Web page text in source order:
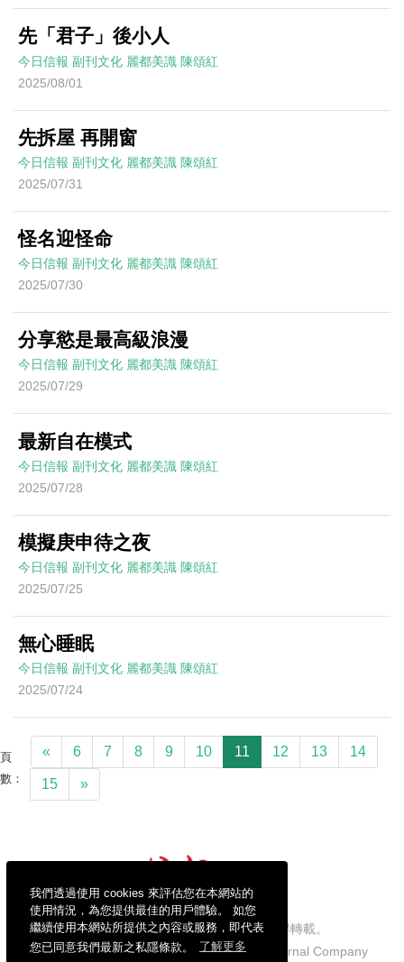
我們透過使用 cookies 來評估您在本網站的
使用情況，為您提供最佳的用戶體驗。 如您
繼續使用本網站所提供之內容或服務，即代表
您已同意我們最新之私隱條款。
了解更多
先「君子」後小人
今日信報 副刊文化 麗都美識 陳頌紅
2025/08/01
先拆屋 再開窗
今日信報 副刊文化 麗都美識 陳頌紅
2025/07/31
怪名迎怪命
今日信報 副刊文化 麗都美識 陳頌紅
2025/07/30
分享慾是最高級浪漫
今日信報 副刊文化 麗都美識 陳頌紅
2025/07/29
最新自在模式
今日信報 副刊文化 麗都美識 陳頌紅
2025/07/28
模擬庚申待之夜
今日信報 副刊文化 麗都美識 陳頌紅
2025/07/25
無心睡眠
今日信報 副刊文化 麗都美識 陳頌紅
2025/07/24
頁
數：
« 6 7 8 9 10 11 12 13 14
15 »
信報財經新聞有限公司版權所有，不得轉載。
Copyright © 2026 Hong Kong Economic Journal Company